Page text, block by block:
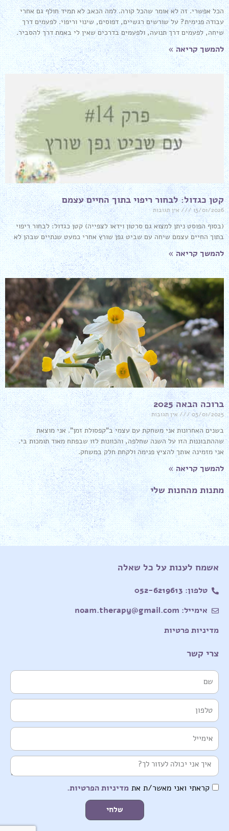
הכל אפשרי. זה לא אומר שהכל קורה. למה הכאב לא תמיד חולף גם אחרי
עבודה פנימית? על שורשים רגשיים, דפוסים, שינוי וריפוי. לפעמים דרך
שיחה, לפעמים דרך תנועה, ולפעמים בדרכים שאין לי באמת דרך להסביר.
להמשך קריאה »
קטן כגדול: לבחור ריפוי בתוך החיים עצמם
13/01/2026 אין תגובות
(בסוף הפוסט ניתן למצוא גם סרטון וידאו לצפייה) קטן כגדול: לבחור ריפוי
בתוך החיים עצמם שיחה עם שביט גפן שורץ אחרי כמעט שנתיים שבהן לא
להמשך קריאה »
ברוכה הבאה 2025
03/01/2025 אין תגובות
בשנים האחרונות אני משחקת עם עצמי ב"קפסולת זמן". אני מוצאת
שההתבוננות הזו על השנה שחלפה, והכוונות לזו שבפתח מאוד תומכות בי.
אני מזמינה אותך להציץ פנימה ולקחת חלק במשחק.
להמשך קריאה »
מתנות מהחנות שלי
אשמח לענות על כל שאלה
טלפון: 052-6219613
אימייל: noam.therapy@gmail.com
מדיניות פרטיות
צרי קשר
שם
טלפון
אימייל
הודעה
קראתי ואני מאשר/ת את מדיניות הפרטיות.
שלחי